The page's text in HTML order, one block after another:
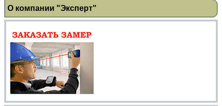
О компании "Эксперт"